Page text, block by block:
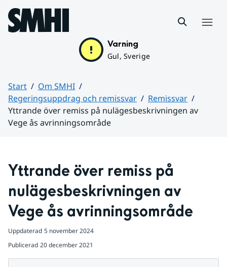
Hoppa till sidans innehåll
Varning
Gul, Sverige
Start
Om SMHI
Regeringsuppdrag och remissvar
Remissvar
Yttrande över remiss på nulägesbeskrivningen av
Vege ås avrinningsområde
Yttrande över remiss på
nulägesbeskrivningen av
Vege ås avrinningsområde
Uppdaterad 5 november 2024
Publicerad 20 december 2021